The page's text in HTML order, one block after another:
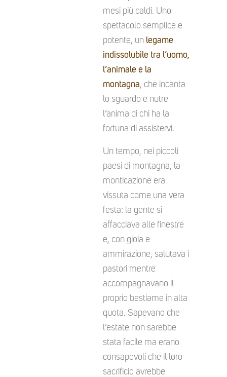
mesi più caldi. Uno
spettacolo semplice e
potente, un legame
indissolubile tra l’uomo,
l’animale e la
montagna, che incanta
lo sguardo e nutre
l’anima di chi ha la
fortuna di assistervi.
Un tempo, nei piccoli
paesi di montagna, la
monticazione era
vissuta come una vera
festa: la gente si
affacciava alle finestre
e, con gioia e
ammirazione, salutava i
pastori mentre
accompagnavano il
proprio bestiame in alta
quota. Sapevano che
l’estate non sarebbe
stata facile ma erano
consapevoli che il loro
sacrificio avrebbe